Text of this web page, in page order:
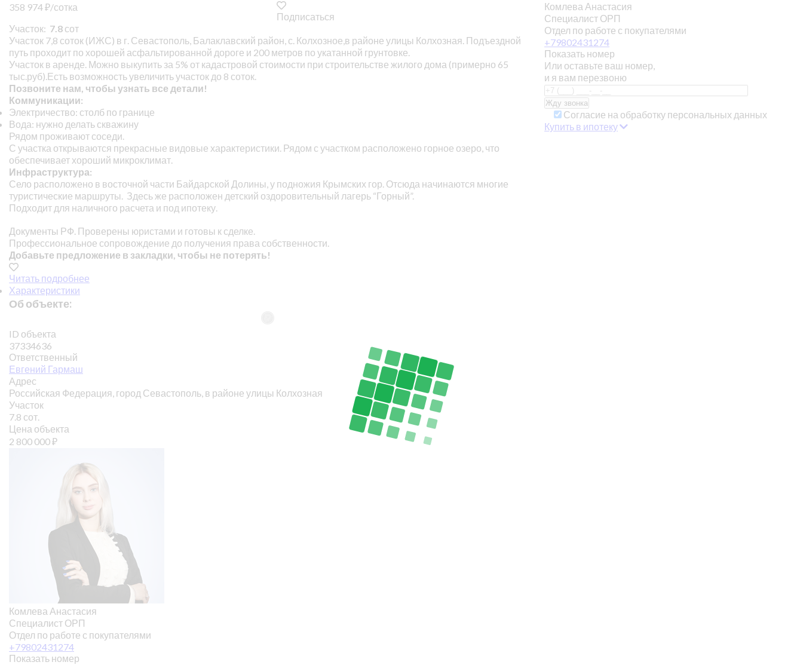
358 974₽/сотка
Подписаться
Участок: 7.8 сот
Участок 7,8 соток (ИЖС) в г. Севастополь, Балаклавский район, с. Колхозное,в районе улицы Колхозная. Подъездной
путь проходит по хорошей асфальтированной дороге и 200 метров по укатанной грунтовке.
Участок в аренде. Можно выкупить за 5% от кадастровой стоимости при строительстве жилого дома (примерно 65
тыс.руб).Есть возможность увеличить участок до 8 соток.
Позвоните нам, чтобы узнать все детали!
Коммуникации:
Электричество: столб по границе
Вода: нужно делать скважину
Рядом проживают соседи.
С участка открываются прекрасные видовые характеристики. Рядом с участком расположено горное озеро, что
обеспечивает хороший микроклимат.
Инфраструктура:
Село расположено в восточной части Байдарской Долины, у подножия Крымских гор. Отсюда начинаются многие
туристические маршруты. Здесь же расположен детский оздоровительный лагерь “Горный”.
Подходит для наличного расчета и под ипотеку.
Документы РФ. Проверены юристами и готовы к сделке.
Профессиональное сопровождение до получения права собственности.
Добавьте предложение в закладки, чтобы не потерять!
Читать подробнее
Характеристики
Об объекте:
ID объекта
37334636
Ответственный
Евгений Гармаш
Адрес
Российская Федерация, город Севастополь, в районе улицы Колхозная
Участок
7.8 сот.
Цена объекта
2 800 000₽
Комлева Анастасия
Специалист ОРП
Отдел по работе с покупателями
+79802431274
Показать номер
Комлева Анастасия
Специалист ОРП
Отдел по работе с покупателями
+79802431274
Показать номер
Или оставьте ваш номер,
и я вам перезвоню
Согласие на обработку персональных данных
Купить в ипотеку